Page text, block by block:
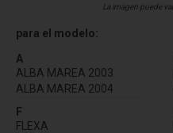
La imagen puede
para el modelo:
A
ALBA MAREA 2003
ALBA MAREA 2004
F
FLEXA